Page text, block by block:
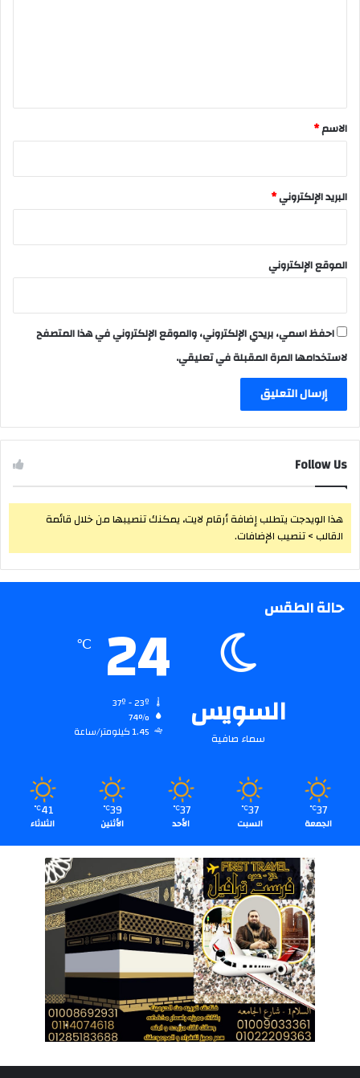
*
الاسم*
البريد الإلكتروني*
الموقع الإلكتروني
احفظ اسمي، بريدي الإلكتروني، والموقع الإلكتروني في هذا المتصفح
لاستخدامها المرة المقبلة في تعليقي.
Follow Us
هذا الويدجت يتطلب إضافة أرقام لايت، يمكنك تنصيبها من خلال قائمة
القالب > تنصيب الإضافات.
حالة الطقس
السويس
سماء صافية
24
℃
74%
1.45 كيلومتر/ساعة
37
℃
الجمعة
37
℃
السبت
37
℃
الأحد
39
℃
الأثنين
41
℃
الثلاثاء